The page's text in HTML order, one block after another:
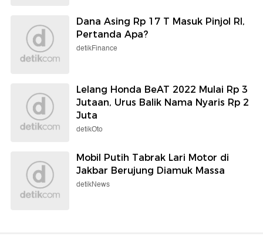
Dana Asing Rp 17 T Masuk Pinjol RI,
Pertanda Apa?
detikFinance
Lelang Honda BeAT 2022 Mulai Rp 3
Jutaan, Urus Balik Nama Nyaris Rp 2
Juta
detikOto
Mobil Putih Tabrak Lari Motor di
Jakbar Berujung Diamuk Massa
detikNews